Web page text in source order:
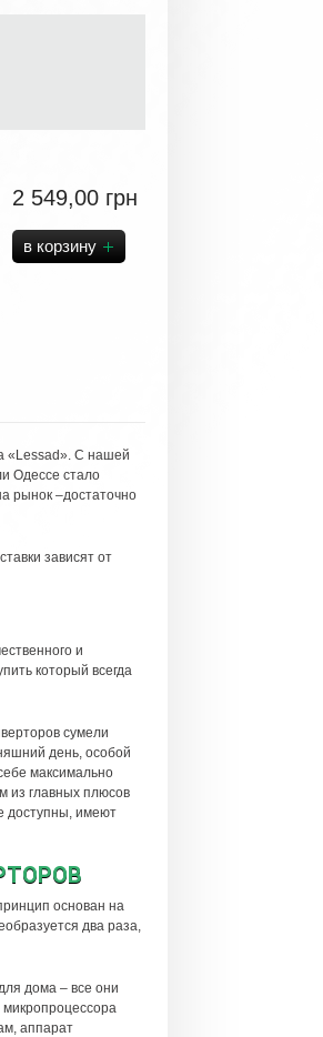
2 549,00 грн
«Lessad». С нашей
Одессе стало
рынок –достаточно
зависят от
и
который всегда
сумели
день, особой
максимально
из главных плюсов
доступны, имеют
основан на
два раза,
дома – все они
аппарат